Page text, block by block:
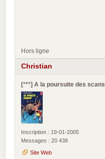
Hors ligne
Christian
[°*°] A la poursuite des scans
Inscription : 19-01-2005
Messages : 20 438
Site Web